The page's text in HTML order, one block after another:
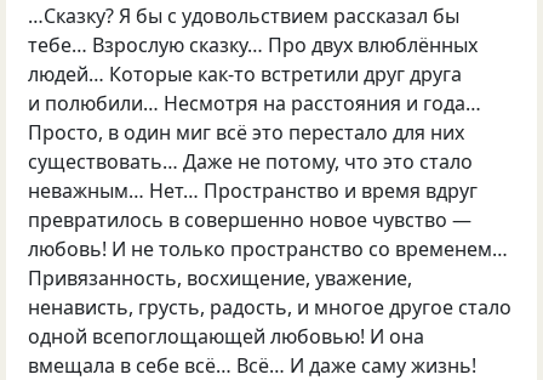
…Сказку? Я бы с удовольствием рассказал бы
тебе… Взрослую сказку… Про двух влюблённых
людей… Которые как-то встретили друг друга
и полюбили… Несмотря на расстояния и года…
Просто, в один миг всё это перестало для них
существовать… Даже не потому, что это стало
неважным… Нет… Пространство и время вдруг
превратилось в совершенно новое чувство —
любовь! И не только пространство со временем…
Привязанность, восхищение, уважение,
ненависть, грусть, радость, и многое другое стало
одной всепоглощающей любовью! И она
вмещала в себе всё… Всё… И даже саму жизнь!